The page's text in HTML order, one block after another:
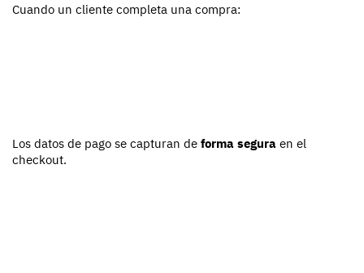
Cuando un cliente completa una compra:
Los datos de pago se capturan de forma segura en el
checkout.